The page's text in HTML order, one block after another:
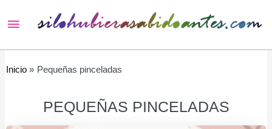
Menú
principal
Inicio Pequeñas pinceladas
PEQUEÑAS PINCELADAS